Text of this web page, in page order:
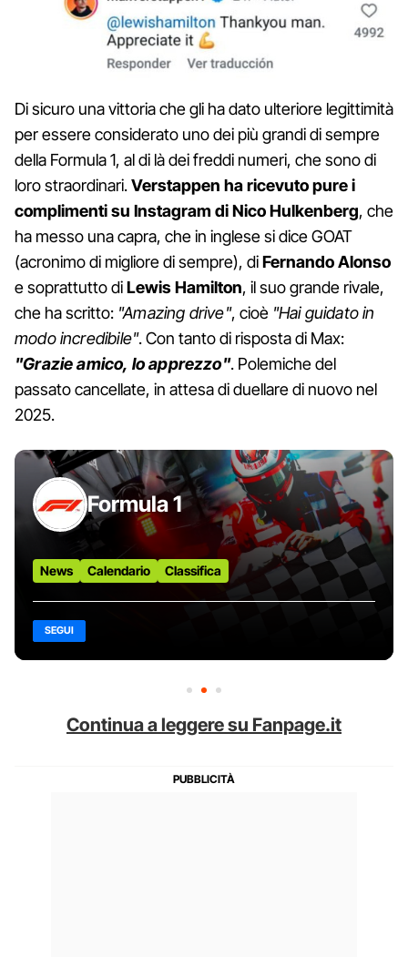
Di sicuro una vittoria che gli ha dato ulteriore legittimità
per essere considerato uno dei più grandi di sempre
della Formula 1, al di là dei freddi numeri, che sono di
loro straordinari.Verstappen ha ricevuto pure i
complimenti su Instagram di Nico Hulkenberg, che
ha messo una capra, che in inglese si dice GOAT
(acronimo di migliore di sempre), diFernando Alonso
e soprattutto diLewis Hamilton, il suo grande rivale,
che ha scritto: "Amazing drive", cioè "Hai guidato in
modo incredibile". Con tanto di risposta di Max:
"Grazie amico, lo apprezzo". Polemiche del
passato cancellate, in attesa di duellare di nuovo nel
2025.
Formula 1
News Calendario Classifica
SEGUI
Continua a leggere su Fanpage.it